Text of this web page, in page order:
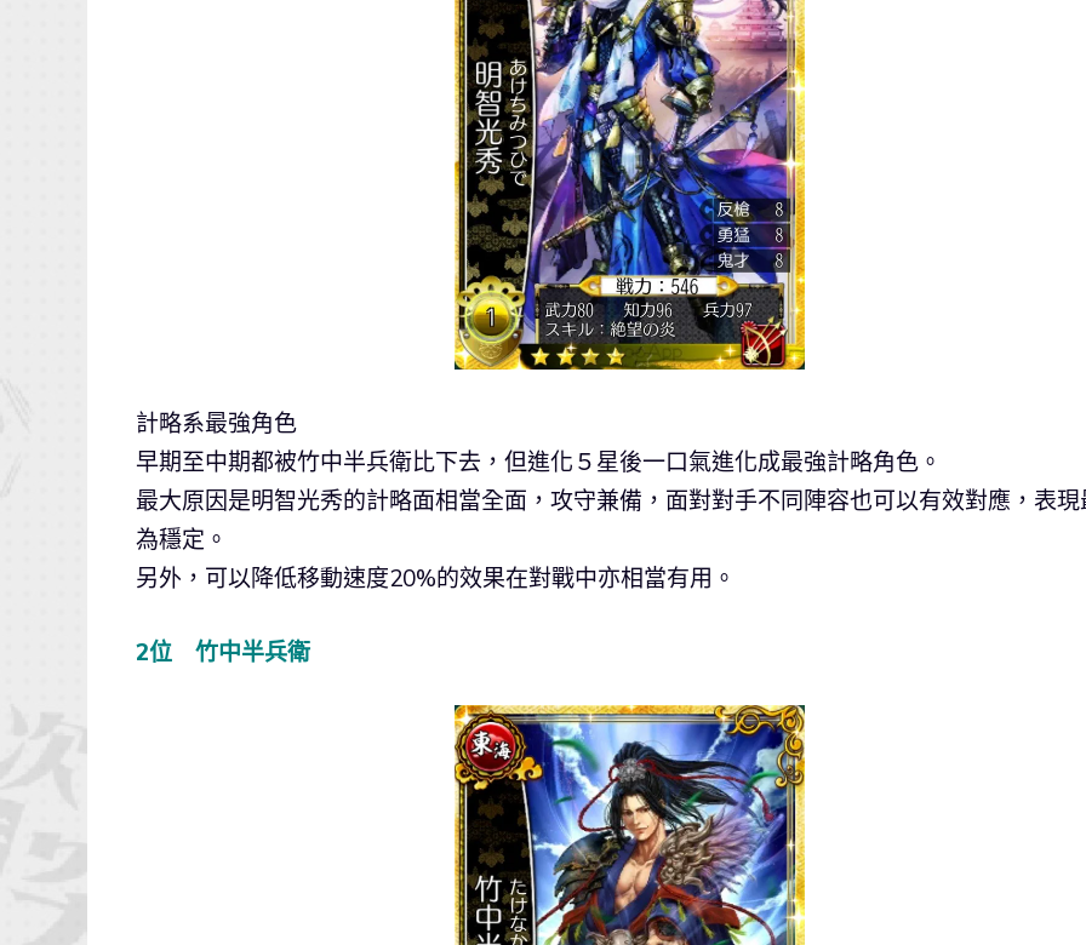
計略系最強角色
早期至中期都被竹中半兵衛比下去，但進化５星後一口氣進化成最強計略角色。
最大原因是明智光秀的計略面相當全面，攻守兼備，面對對手不同陣容也可以有效對應，表現
為穩定。
另外，可以降低移動速度20%的效果在對戰中亦相當有用。
2位 竹中半兵衛